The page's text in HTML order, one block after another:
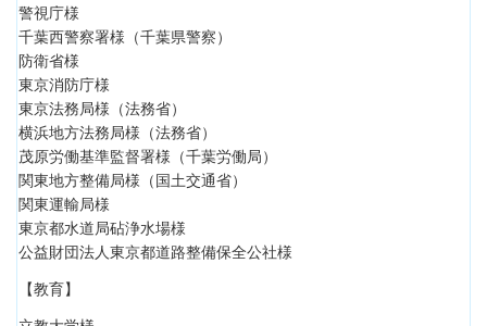
警視庁様
千葉西警察署様（千葉県警察）
防衛省様
東京消防庁様
東京法務局様（法務省）
横浜地方法務局様（法務省）
茂原労働基準監督署様（千葉労働局）
関東地方整備局様（国土交通省）
関東運輸局様
東京都水道局砧浄水場様
公益財団法人東京都道路整備保全公社様
【教育】